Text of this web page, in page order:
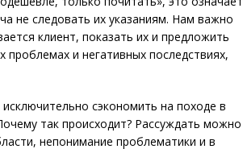
не следовать их указаниям. Нам важно
клиент, показать их и предложить
и негативных последствиях,
сэкономить на походе в
так происходит? Рассуждать можно
непонимание проблематики и в